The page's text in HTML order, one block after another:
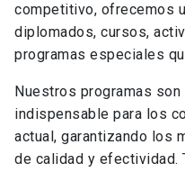
competitivo, ofrecemos
diplomados, cursos,
programas especiales
Nuestros programas son
indispensable para los
actual, garantizando los
de calidad y efectividad.